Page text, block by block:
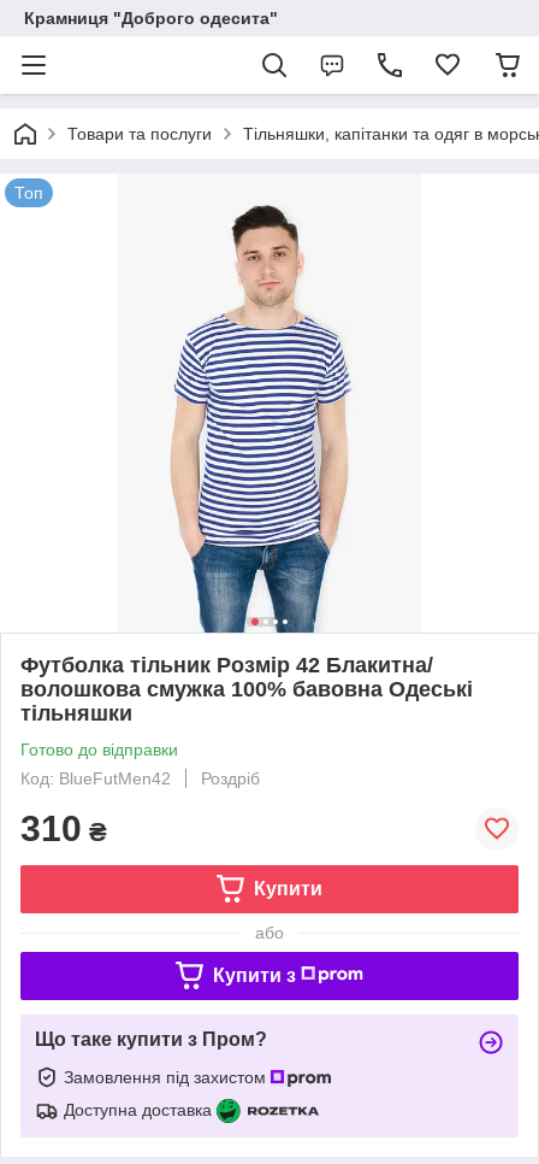
Крамниця "Доброго одесита"
Товари та послуги Тільняшки, капітанки та одяг в
Топ
Футболка тільник Розмір 42 Блакитна/
волошкова смужка 100% бавовна Одеські
тільняшки
Готово до відправки
Код: BlueFutMen42
Роздріб
310 ₴
Купити
або
Купити з
Що таке купити з Пром?
Замовлення під захистом
Доступна доставка